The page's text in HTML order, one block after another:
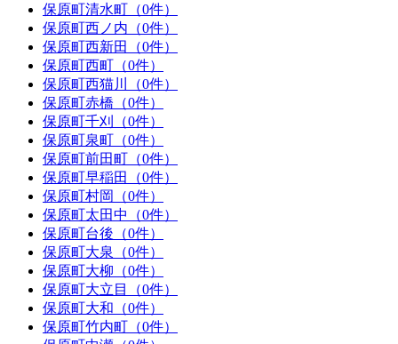
保原町清水町（0件）
保原町西ノ内（0件）
保原町西新田（0件）
保原町西町（0件）
保原町西猫川（0件）
保原町赤橋（0件）
保原町千刈（0件）
保原町泉町（0件）
保原町前田町（0件）
保原町早稲田（0件）
保原町村岡（0件）
保原町太田中（0件）
保原町台後（0件）
保原町大泉（0件）
保原町大柳（0件）
保原町大立目（0件）
保原町大和（0件）
保原町竹内町（0件）